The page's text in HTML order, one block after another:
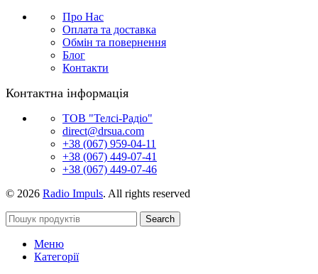
Про Нас
Оплата та доставка
Обмін та повернення
Блог
Контакти
Контактна інформація
ТОВ "Телсі-Радіо"
direct@drsua.com
+38 (067) 959-04-11
+38 (067) 449-07-41
+38 (067) 449-07-46
© 2026 Radio Impuls. All rights reserved
Search
Меню
Категорії